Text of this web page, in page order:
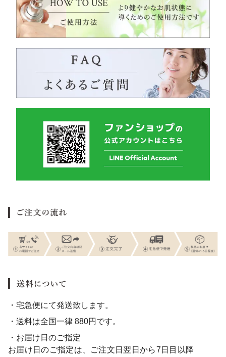
・宅急便にて発送致します。
・送料は全国一律 880円です。
・お届け日のご指定
お届け日のご指定は、ご注文日翌日から7日目以降